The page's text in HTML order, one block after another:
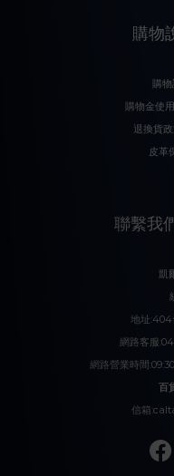
購物
購
購物金使
退換貨
皮革
聯繫我
凱
地址:404
網路客服
網路營業時間
百
信箱